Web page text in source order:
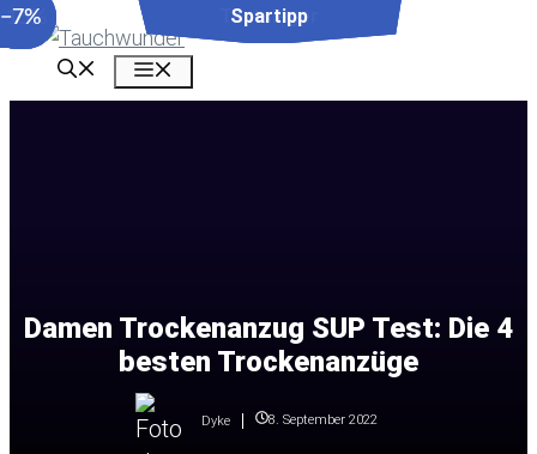
Zum
Inhalt
Damen Trockenanzug SUP Test: Die 4
besten Trockenanzüge
Dyke 8. September 2022
−7%